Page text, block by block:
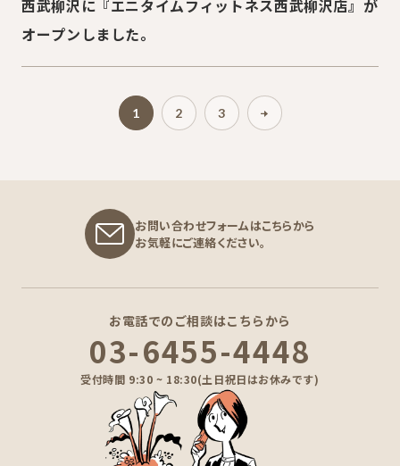
西武柳沢に『エニタイムフィットネス西武柳沢店』が
オープンしました。
1 2 3
お問い合わせフォームはこちらから
お気軽にご連絡ください。
お電話でのご相談はこちらから
03-6455-4448
受付時間 9:30 ~ 18:30(土日祝日はお休みです)